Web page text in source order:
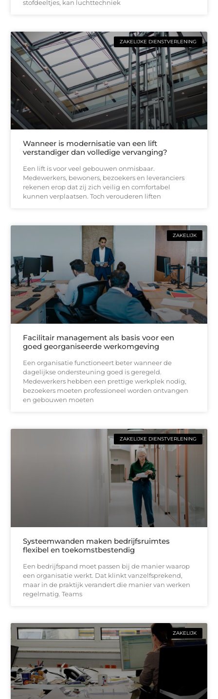
stofdeeltjes, kan luchttechniek
ZAKELIJKE DIENSTVERLENING
Wanneer is modernisatie van een lift
verstandiger dan volledige vervanging?
Een lift is voor veel gebouwen onmisbaar.
Medewerkers, bewoners, bezoekers en leveranciers
rekenen erop dat zij zich veilig en comfortabel
kunnen verplaatsen. Toch verouderen liften
ZAKELIJK
Facilitair management als basis voor een
goed georganiseerde werkomgeving
Een organisatie functioneert beter wanneer de
dagelijkse ondersteuning goed is geregeld.
Medewerkers hebben een prettige werkplek nodig,
bezoekers moeten professioneel worden ontvangen
en gebouwen moeten
ZAKELIJKE DIENSTVERLENING
Systeemwanden maken bedrijfsruimtes
flexibel en toekomstbestendig
Een bedrijfspand moet passen bij de manier waarop
een organisatie werkt. Dat klinkt vanzelfsprekend,
maar in de praktijk verandert die manier van werken
regelmatig. Teams
ZAKELIJK